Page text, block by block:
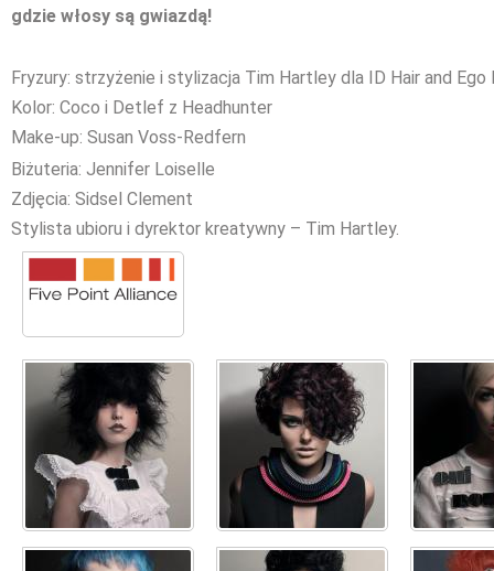
gdzie włosy są gwiazdą!
Fryzury: strzyżenie i stylizacja Tim Hartley dla ID Hair and
Kolor: Coco i Detlef z Headhunter
Make-up: Susan Voss-Redfern
Biżuteria: Jennifer Loiselle
Zdjęcia: Sidsel Clement
Stylista ubioru i dyrektor kreatywny – Tim Hartley.